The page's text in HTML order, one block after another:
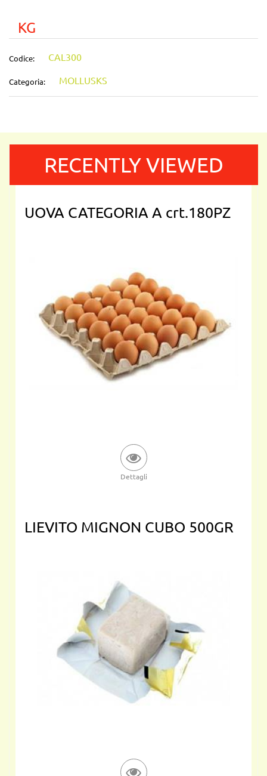
KG
Codice: CAL300
Categoria: MOLLUSKS
RECENTLY VIEWED
UOVA CATEGORIA A crt.180PZ
Dettagli
LIEVITO MIGNON CUBO 500GR